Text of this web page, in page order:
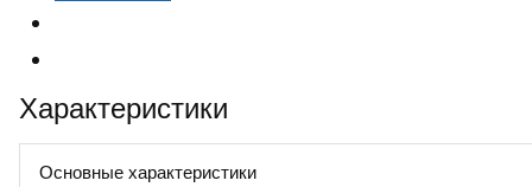
Характеристики
Основные характеристики